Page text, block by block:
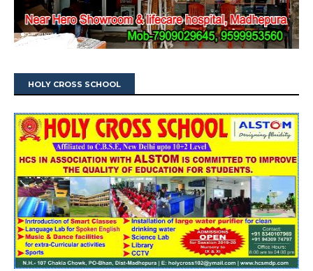
HOLY CROSS SCHOOL